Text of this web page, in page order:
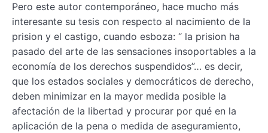
Pero este autor contemporáneo, hace mucho más
interesante su tesis con respecto al nacimiento de la
prision y el castigo, cuando esboza: “ la prision ha
pasado del arte de las sensaciones insoportables a la
economía de los derechos suspendidos”… es decir,
que los estados sociales y democráticos de derecho,
deben minimizar en la mayor medida posible la
afectación de la libertad y procurar por qué en la
aplicación de la pena o medida de aseguramiento,